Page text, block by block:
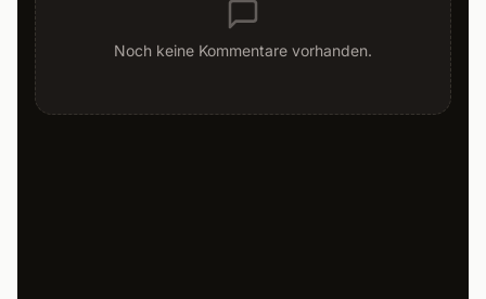
Noch keine Kommentare vorhanden.